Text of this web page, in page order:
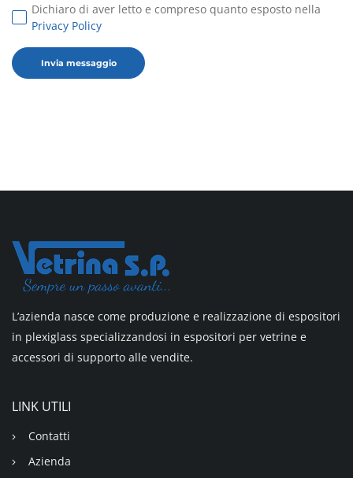
Dichiaro di aver letto e compreso quanto esposto nella
Privacy Policy
L’azienda nasce come produzione e realizzazione di espositori
in plexiglass specializzandosi in espositori per vetrine e
accessori di supporto alle vendite.
LINK UTILI
Contatti
Azienda